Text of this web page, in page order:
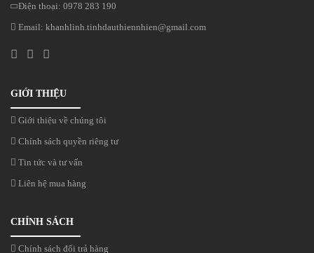
Điện thoại: 0978 283 190
Email: khanhlinh.tinhdauthiennhien@gmail.com
GIỚI THIỆU
Giới thiệu về chúng tôi
Chính sách quyền riêng tư
Tin tức và tư vấn
Liên hệ mua hàng
CHÍNH SÁCH
Chính sách đổi trả hàng